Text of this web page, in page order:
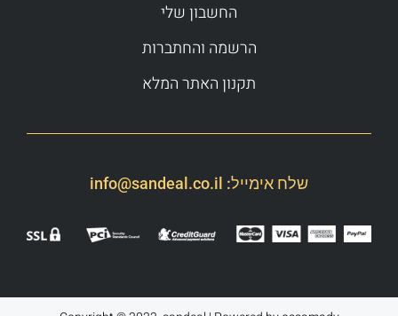
החשבון שלי
הרשמה והחתברות
תקנון האתר המלא
שלח אימייל: info@sandeal.co.il